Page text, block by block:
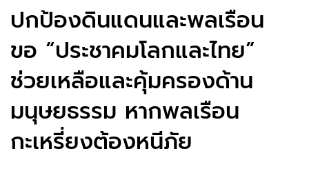
ปกป้องดินแดนและพลเรือน
ขอ “ประชาคมโลกและไทย”
ช่วยเหลือและคุ้มครองด้าน
มนุษยธรรม หากพลเรือน
กะเหรี่ยงต้องหนีภัย